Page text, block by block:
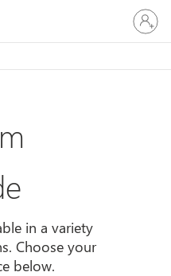
Sign
in
to
account
in a variety
Choose your
below.